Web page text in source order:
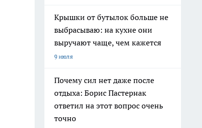
Крышки от бутылок больше не
выбрасываю: на кухне они
выручают чаще, чем кажется
9 июля
Почему сил нет даже после
отдыха: Борис Пастернак
ответил на этот вопрос очень
точно